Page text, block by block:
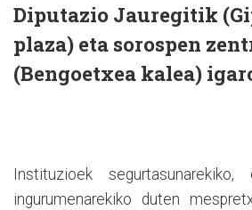
Diputazio Jauregitik
plaza) eta sorospen
(Bengoetxea kalea)
Instituzioek segurtasunarekiko,
ingurumenarekiko duten